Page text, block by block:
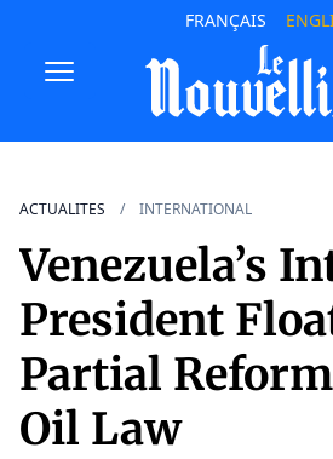
FRANÇAIS
ACTUALITES INTERNATIONAL
Venezuela’s
President
Partial
Oil Law